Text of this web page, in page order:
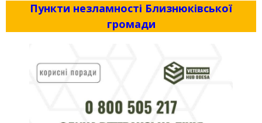
Пункти незламності Близнюківської
громади